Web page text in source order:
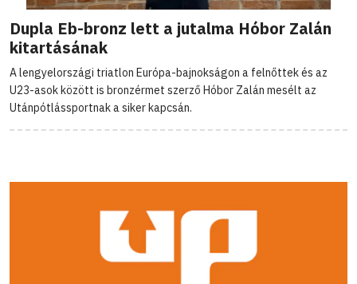
Dupla Eb-bronz lett a jutalma Hóbor Zalán
kitartásának
A lengyelországi triatlon Európa-bajnokságon a felnőttek és az
U23-asok között is bronzérmet szerző Hóbor Zalán mesélt az
Utánpótlássportnak a siker kapcsán.